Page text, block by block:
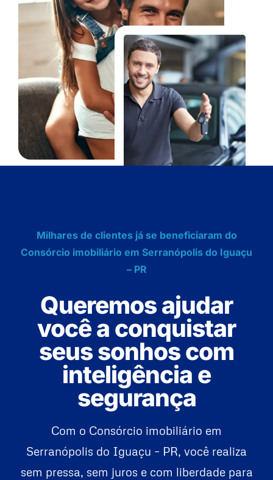
Milhares de clientes já se beneficiaram do
Consórcio imobiliário em Serranópolis do Iguaçu
– PR
Queremos ajudar
você a conquistar
seus sonhos com
inteligência e
segurança
Com o Consórcio imobiliário em
Serranópolis do Iguaçu – PR, você realiza
sem pressa, sem juros e com liberdade para